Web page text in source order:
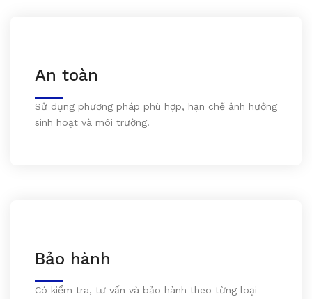
An toàn
Sử dụng phương pháp phù hợp, hạn chế ảnh hưởng
sinh hoạt và môi trường.
Bảo hành
Có kiểm tra, tư vấn và bảo hành theo từng loại